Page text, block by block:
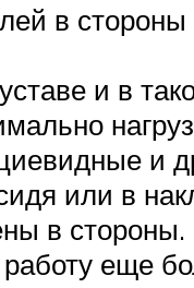
в
и в
и
или в
в
еще